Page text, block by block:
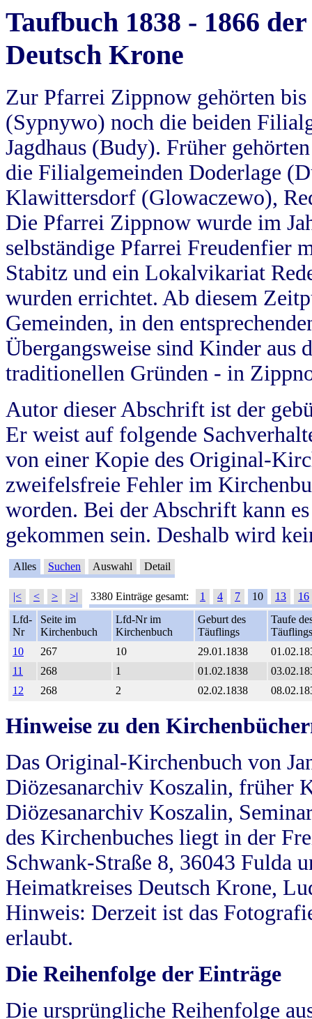
Taufbuch 1838 - 1866
Deutsch Krone
Zur Pfarrei Zippnow gehörten
(Sypnywo) noch die beiden
Jagdhaus (Budy). Früher
die Filialgemeinden Doderlage
Klawittersdorf (Glowaczewo),
Die Pfarrei Zippnow wurde im
selbständige Pfarrei Freudenfier
Stabitz und ein Lokalvikariat
wurden errichtet. Ab diesem
Gemeinden, in den
Übergangsweise sind Kinder aus
traditionellen Gründen - in
Autor dieser Abschrift ist der
Er weist auf folgende
von einer Kopie des Original-
zweifelsfreie Fehler im
worden. Bei der Abschrift kann
gekommen sein. Deshalb wird
Alles Suchen Auswahl Detail
|< < > >| 3380 Einträge gesamt: 1 4 7 10 13
16
Lfd-
Nr
Seite im
Kirchenbuch
Lfd-Nr im
Kirchenbuch
Geburt des
Täuflings
Taufe
Täuflings
10
267 10 29.01.1838
11
268 1 01.02.1838
12
268 2 02.02.1838
Hinweise zu den
Das Original-Kirchenbuch von
Diözesanarchiv Koszalin, früher
Diözesanarchiv Koszalin,
des Kirchenbuches liegt in der
Schwank-Straße 8, 36043 Fulda
Heimatkreises Deutsch Krone,
Hinweis: Derzeit ist das
erlaubt.
Die Reihenfolge der Einträge
Die ursprüngliche Reihenfolge